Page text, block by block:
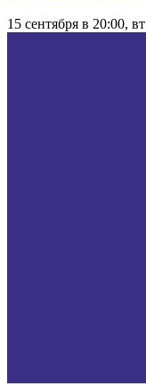
15 сентября в 20:00, вт